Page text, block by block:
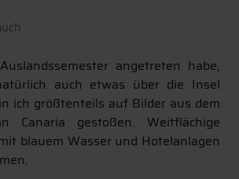
angetreten habe,
auch etwas über die Insel
ich größtenteils auf Bilder aus dem
Canaria gestoßen. Weitflächige
blauem Wasser und Hotelanlagen